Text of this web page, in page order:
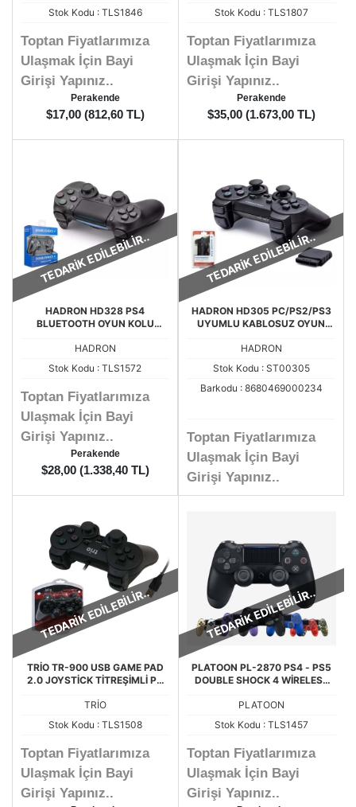
Stok Kodu : TLS1846
Toptan Fiyatlarımıza
Ulaşmak İçin Bayi
Girişi Yapınız..
Perakende
$17,00 (812,60 TL)
Stok Kodu : TLS1807
Toptan Fiyatlarımıza
Ulaşmak İçin Bayi
Girişi Yapınız..
Perakende
$35,00 (1.673,00 TL)
TEDARİK EDİLEBİLİR..
HADRON HD328 PS4
BLUETOOTH OYUN KOLU
HADRON
Stok Kodu : TLS1572
Toptan Fiyatlarımıza
Ulaşmak İçin Bayi
Girişi Yapınız..
Perakende
$28,00 (1.338,40 TL)
TEDARİK EDİLEBİLİR..
HADRON HD305 PC/PS2/PS3
UYUMLU KABLOSUZ OYUN
HADRON
Stok Kodu : ST00305
Barkodu : 8680469000234
Toptan Fiyatlarımıza
Ulaşmak İçin Bayi
Girişi Yapınız..
TEDARİK EDİLEBİLİR..
TRİO TR-900 USB GAME PAD
2.0 JOYSTİCK TİTREŞİMLİ PC
TRİO
Stok Kodu : TLS1508
Toptan Fiyatlarımıza
Ulaşmak İçin Bayi
Girişi Yapınız..
TEDARİK EDİLEBİLİR..
PLATOON PL-2870 PS4 - PS5
DOUBLE SHOCK 4 WİRELESS
KOLU
PLATOON
Stok Kodu : TLS1457
Toptan Fiyatlarımıza
Ulaşmak İçin Bayi
Girişi Yapınız..